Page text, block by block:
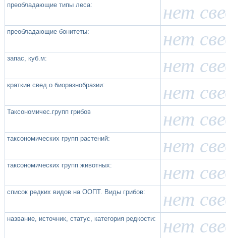
преобладающие типы леса: нет
преобладающие бонитеты: нет
запас, куб.м: нет
краткие свед.о биоразнобразии: нет
Таксономичес.групп грибов нет
таксономических групп растений: нет
таксономических групп животных: нет
список редких видов на ООПТ. Виды грибов: нет
название, источник, статус, категория редкости: нет